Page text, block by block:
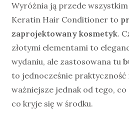
Wyróżnia ją przede
Keratin Hair Conditioner to
zaprojektowany kosmetyk.
złotymi elementami to
wydaniu, ale zastosowana tu
to jednocześnie praktyczność
ważniejsze jednak od tego,
co kryje się w środku.